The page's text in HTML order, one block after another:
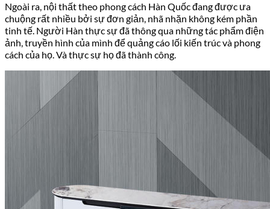
Ngoài ra, nội thất theo phong cách Hàn Quốc đang được ưa
chuộng rất nhiều bởi sự đơn giản, nhã nhặn không kém phần
tinh tế. Người Hàn thực sự đã thông qua những tác phẩm điện
ảnh, truyền hình của mình để quảng cáo lối kiến trúc và phong
cách của họ. Và thực sự họ đã thành công.